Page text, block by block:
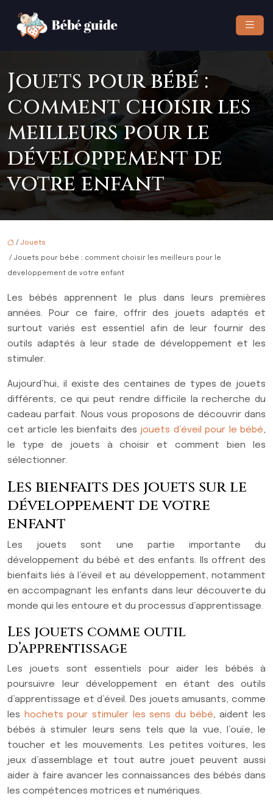
Jouets pour bébé :
comment choisir les
meilleurs pour le
développement de
votre enfant
/ Jouets
/ Jouets pour bébé : comment choisir les meilleurs pour le
développement de votre enfant
Les bébés apprennent le plus dans leurs premières
années. Pour ce faire, offrir des jouets adaptés et
surtout variés est essentiel afin de leur fournir des
outils adaptés à leur stade de développement et les
stimuler.
Aujourd’hui, il existe des centaines de types de jouets
différents, ce qui peut rendre difficile la recherche du
cadeau parfait. Nous vous proposons de découvrir dans
cet article les bienfaits des jouets d’éveil pour le bébé,
le type de jouets à choisir et comment bien les
sélectionner.
Les bienfaits des jouets sur le
développement de votre
enfant
Les jouets sont une partie importante du
développement du bébé et des enfants. Ils offrent des
bienfaits liés à l’éveil et au développement, notamment
en accompagnant les enfants dans leur découverte du
monde qui les entoure et du processus d’apprentissage.
Les jouets comme outil
d’apprentissage
Les jouets sont essentiels pour aider les bébés à
poursuivre leur développement en étant des outils
d’apprentissage et d’éveil. Des jouets amusants, comme
les hochets pour stimuler les sens du bébé, aident les
bébés à stimuler leurs sens tels que la vue, l’ouïe, le
toucher et les mouvements. Les petites voitures, les
jeux d’assemblage et tout autre jouet peuvent aussi
aider à faire avancer les connaissances des bébés dans
les compétences motrices et numériques.